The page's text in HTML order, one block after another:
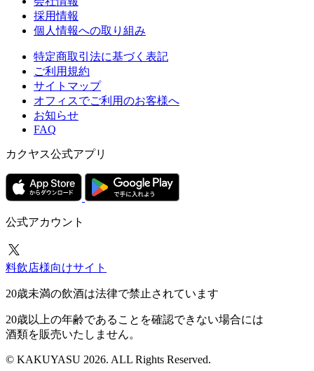
採用情報
個人情報への取り組み
特定商取引法に基づく表記
ご利用規約
サイトマップ
オフィスでご利用のお客様へ
お知らせ
FAQ
カクヤス公式アプリ
公式アカウント
料飲店様向けサイト
20歳未満の飲酒は法律で禁止されています
20歳以上の年齢であることを確認できない場合には
酒類を販売いたしません。
© KAKUYASU 2026. ALL Rights Reserved.